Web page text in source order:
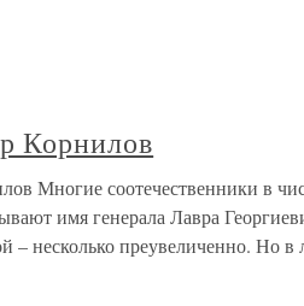
Корнилов
Многие соотечественники в
имя генерала Лавра
– несколько преувеличенно. Но